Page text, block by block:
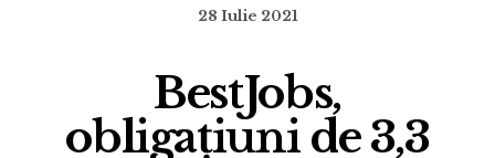
28 Iulie 2021
BestJobs,
obligațiuni de 3,3